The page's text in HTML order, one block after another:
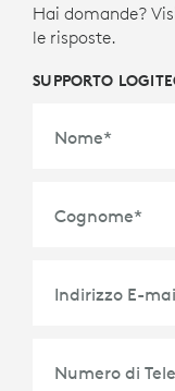
Hai domande?
le risposte.
SUPPORTO
Nome*
Cognome*
Indirizzo E-
Numero di